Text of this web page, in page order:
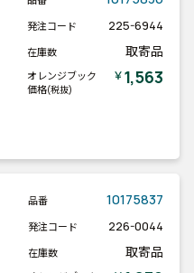
発注コード 225-6944
在庫数 取寄品
オレンジブック
価格(税抜)
￥1,563
品番 10175837
発注コード 226-0044
在庫数 取寄品